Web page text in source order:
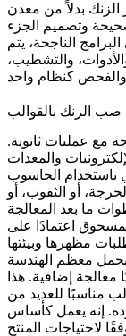
الزنك بدلاً من معدن
وتصميم الجزء
الناجحة، يتم
والتشطيب،
صب الزنك بالقوالب
مع عمليات ثانوية.
والمعدات
أو الثقوب، أو
ما بعد المعالجة
اعتمادًا على
معظم الهندسة
معالجة إضافية. هذا
مناسبًا للعديد من
إنه يعمل كأساس